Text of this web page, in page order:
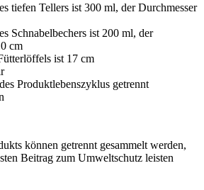
tiefen Tellers ist 300 ml, der Durchmesser
Schnabelbechers ist 200 ml, der
cm
ist 17 cm
Produktlebenszyklus getrennt
können getrennt gesammelt werden,
Beitrag zum Umweltschutz leisten